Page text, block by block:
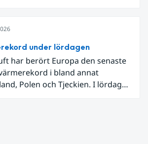
under lördagen
har berört Europa den senaste
i bland annat
Polen och Tjeckien. I lördags